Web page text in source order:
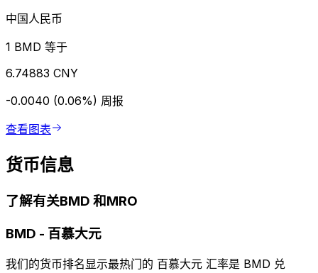
中国人民币
1 BMD 等于
6.74883 CNY
-0.0040 (0.06%) 周报
查看图表
货币信息
了解有关BMD 和MRO
BMD - 百慕大元
我们的货币排名显示最热门的 百慕大元 汇率是 BMD 兑